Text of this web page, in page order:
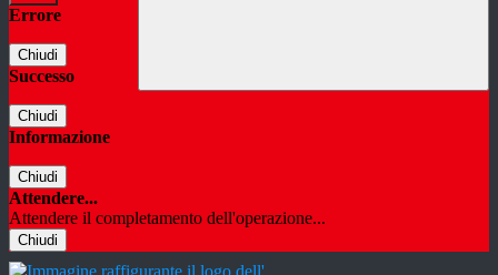
Errore
Chiudi
Successo
Chiudi
Informazione
Chiudi
Attendere...
Attendere il completamento dell'operazione...
Chiudi